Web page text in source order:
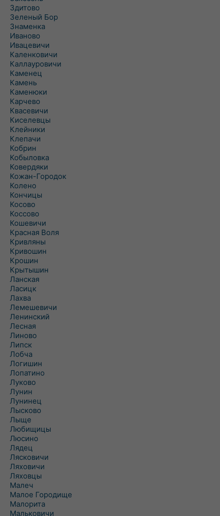
Здитово
Зеленый Бор
Знаменка
Иваново
Ивацевичи
Каленковичи
Каллауровичи
Каменец
Камень
Каменюки
Карчево
Квасевичи
Киселевцы
Клейники
Клепачи
Кобрин
Кобыловка
Ковердяки
Кожан-Городок
Колено
Кончицы
Косово
Коссово
Кошевичи
Красная Воля
Кривляны
Кривошин
Крошин
Крытышин
Ланская
Ласицк
Лахва
Лемешевичи
Ленинский
Лесная
Линово
Липск
Лобча
Логишин
Лопатино
Луково
Лунин
Лунинец
Лысково
Лыще
Любищицы
Люсино
Лядец
Лясковичи
Ляховичи
Ляховцы
Малеч
Малое Городище
Малорита
Мальковичи